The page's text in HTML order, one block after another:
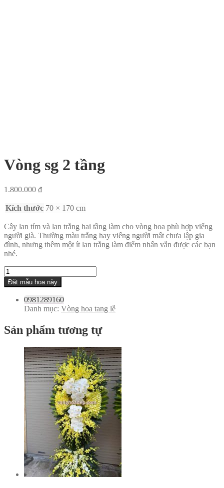
Vòng sg 2 tầng
1.800.000 ₫
Kích thước 70 × 170 cm
Cây lan tím và lan trắng hai tầng làm cho vòng hoa phù hợp viếng
người già. Thường màu trắng hay viếng người mất chưa lập gia
đình, nhưng thêm một ít lan trắng làm điểm nhấn vẫn được các bạn
nhé.
Vòng
sg
2
tầng
Đặt mẫu hoa này
0981289160
Danh mục: Vòng hoa tang lễ
Sản phẩm tương tự